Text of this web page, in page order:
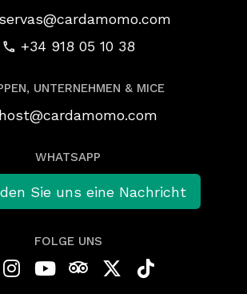
+34 918 05 10 38
UNTERNEHMEN & MICE
host@cardamomo.com
WHATSAPP
Sie uns eine Nachricht
FOLGE UNS